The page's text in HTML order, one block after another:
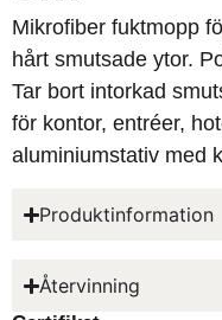
Mikrofiber fuktmopp
hårt smutsade ytor.
Tar bort intorkad
för kontor, entréer,
aluminiumstativ med
Produktinformation
Återvinning